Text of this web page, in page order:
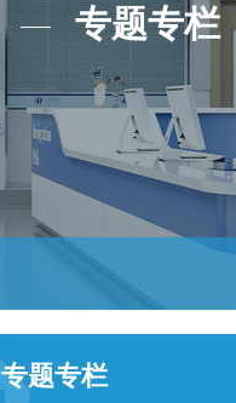
专题专栏
专题专栏